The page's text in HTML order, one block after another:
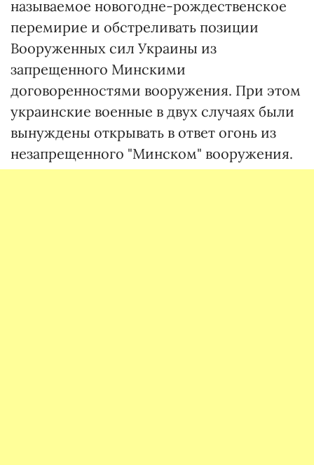
называемое новогодне-рождественское
перемирие и обстреливать позиции
Вооруженных сил Украины из
запрещенного Минскими
договоренностями вооружения. При этом
украинские военные в двух случаях были
вынуждены открывать в ответ огонь из
незапрещенного "Минском" вооружения.